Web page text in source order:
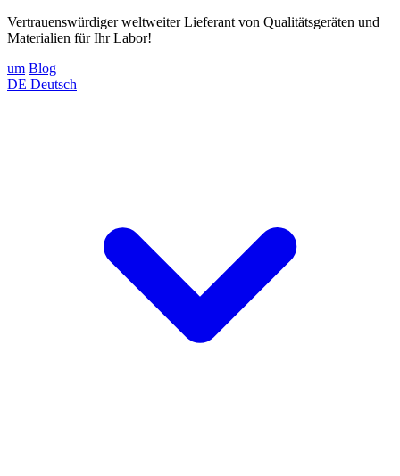
Vertrauenswürdiger weltweiter Lieferant von Qualitätsgeräten und
Materialien für Ihr Labor!
um Blog
DE Deutsch